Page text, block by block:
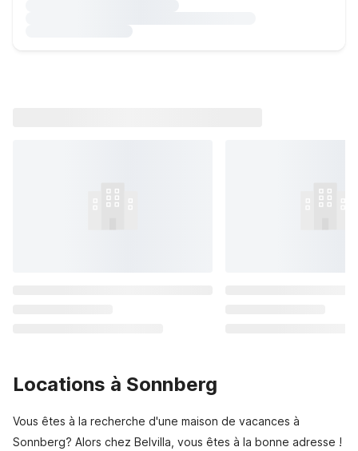
Locations à Sonnberg
Vous êtes à la recherche d'une maison de vacances à
Sonnberg? Alors chez Belvilla, vous êtes à la bonne adresse !